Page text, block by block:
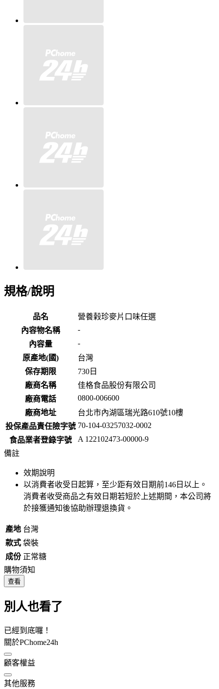
規格/說明
品名
營養榖珍麥片口味任選
內容物名稱
-
內容量
-
原產地(國)
台灣
保存期限
730 日
廠商名稱
佳格食品股份有限公司
廠商電話
0800-006600
廠商地址
台北市內湖區瑞光路610號10樓
投保產品責任險字號 70-104-03257032-0002
食品業者登錄字號
A 122102473-00000-9
備註
效期說明
以消費者收受日起算，至少距有效日期前146 日以上。
消費者收受商品之有效日期若短於上述期間，本公司將
於接獲通知後協助辦理退換貨。
產地 台灣
款式 袋裝
成份 正常糖
購物須知
查看
別人也看了
已經到底囉！
關於PChome24h
顧客權益
其他服務